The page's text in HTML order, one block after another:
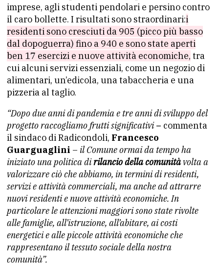
imprese, agli studenti pendolari e persino contro
il caro bollette. I risultati sono straordinari:i
residenti sono cresciuti da 905 (picco più basso
dal dopoguerra) fino a 940 e sono state aperti
ben 17 esercizi e nuove attività economiche, tra
cui alcuni servizi essenziali, come un negozio di
alimentari, un’edicola, una tabaccheria e una
pizzeria al taglio.
“Dopo due anni di pandemia e tre anni di sviluppo del
progetto raccogliamo frutti significativi– commenta
il sindaco di Radicondoli, Francesco
Guarguaglini – il Comune ormai da tempo ha
iniziato una politica dirilancio della comunitàvolta a
valorizzare ciò che abbiamo, in termini di residenti,
servizi e attività commerciali, ma anche ad attrarre
nuovi residenti e nuove attività economiche. In
particolare le attenzioni maggiori sono state rivolte
alle famiglie, all’istruzione, all’abitare, ai costi
energetici e alle piccole attività economiche che
rappresentano il tessuto sociale della nostra
comunità”.